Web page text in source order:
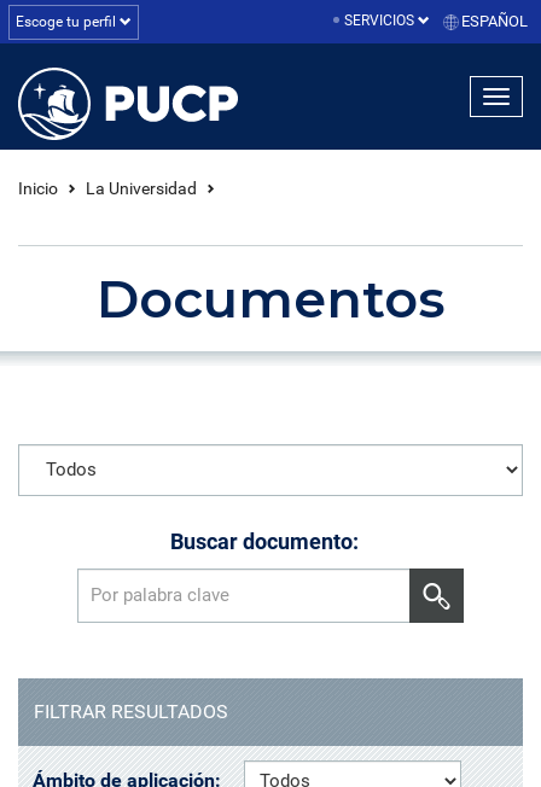
Escoge tu perfil SERVICIOS ESPAÑOL
Inicio La Universidad
Documentos
Buscar documento:
FILTRAR RESULTADOS
Ámbito de aplicación: